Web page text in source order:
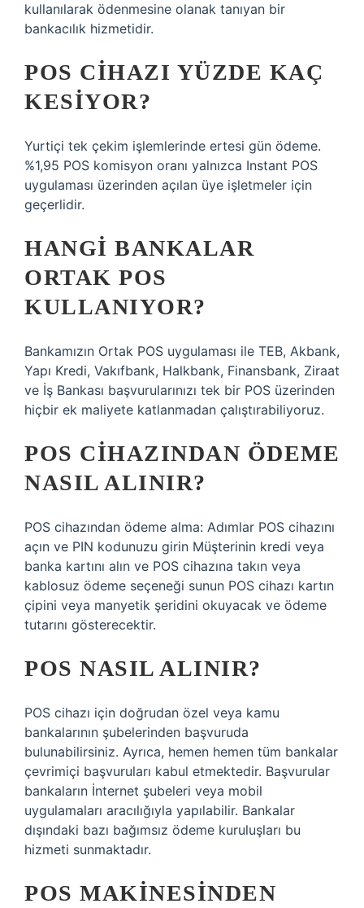
kullanılarak ödenmesine olanak tanıyan bir
bankacılık hizmetidir.
POS CIHAZI YÜZDE KAÇ
KESIYOR?
Yurtiçi tek çekim işlemlerinde ertesi gün ödeme.
%1,95 POS komisyon oranı yalnızca Instant POS
uygulaması üzerinden açılan üye işletmeler için
geçerlidir.
HANGI BANKALAR
ORTAK POS
KULLANIYOR?
Bankamızın Ortak POS uygulaması ile TEB, Akbank,
Yapı Kredi, Vakıfbank, Halkbank, Finansbank, Ziraat
ve İş Bankası başvurularınızı tek bir POS üzerinden
hiçbir ek maliyete katlanmadan çalıştırabiliyoruz.
POS CIHAZINDAN ÖDEME
NASIL ALINIR?
POS cihazından ödeme alma: Adımlar POS cihazını
açın ve PIN kodunuzu girin Müşterinin kredi veya
banka kartını alın ve POS cihazına takın veya
kablosuz ödeme seçeneği sunun POS cihazı kartın
çipini veya manyetik şeridini okuyacak ve ödeme
tutarını gösterecektir.
POS NASIL ALINIR?
POS cihazı için doğrudan özel veya kamu
bankalarının şubelerinden başvuruda
bulunabilirsiniz. Ayrıca, hemen hemen tüm bankalar
çevrimiçi başvuruları kabul etmektedir. Başvurular
bankaların İnternet şubeleri veya mobil
uygulamaları aracılığıyla yapılabilir. Bankalar
dışındaki bazı bağımsız ödeme kuruluşları bu
hizmeti sunmaktadır.
POS MAKINESINDEN